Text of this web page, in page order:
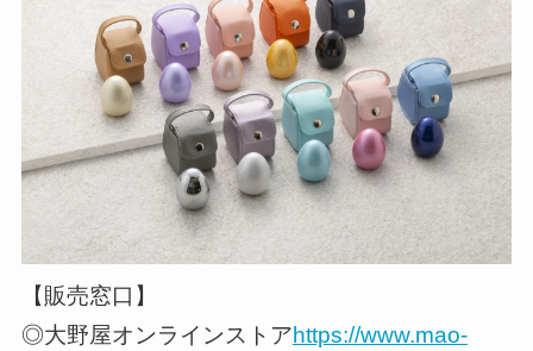
【販売窓口】
◎大野屋オンラインストアhttps://www.mao-